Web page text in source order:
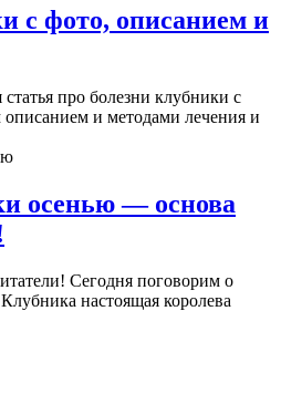
с фото, описанием и
про болезни клубники с
и методами лечения и
осенью — основа
Сегодня поговорим о
настоящая королева